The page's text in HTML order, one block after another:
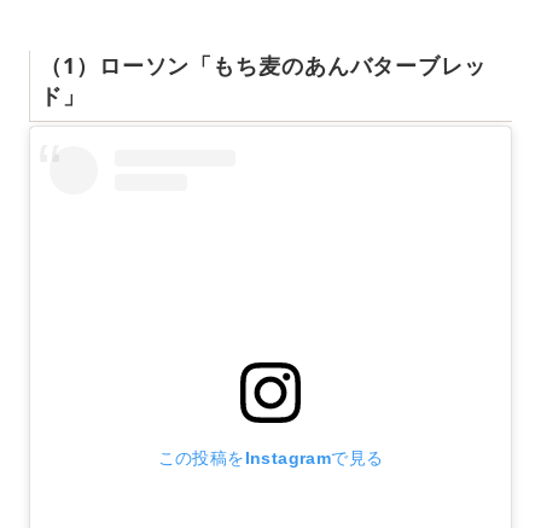
（1）ローソン「もち麦のあんバターブレッ
ド」
この投稿をInstagramで見る